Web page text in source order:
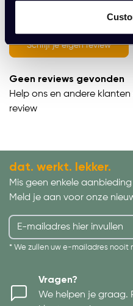
Schrijf je eigen review
Geen reviews gevonden
Help ons en andere
review
dat. werkt. lekker.
Mis geen enkele
Meld je aan voor onze
* We zullen uw e-mailadres nooit
Vragen?
We helpen je graag.